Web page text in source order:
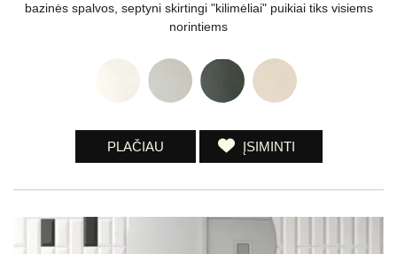
bazinės spalvos, septyni skirtingi "kilimėliai" puikiai tiks visiems
norintiems
PLAČIAU ĮSIMINTI